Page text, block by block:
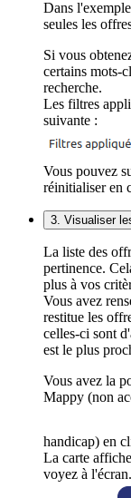
Dans
seules les
Si vous
certains mots-
recherche.
Les filtres
suivante :
Vous pouvez
réinitialiser en
3. Visualiser
La liste des
pertinence.
plus à vos
Vous avez
restitue les
celles-ci sont
est le plus
Vous avez la
Mappy (non
handicap) en
La carte
voyez à